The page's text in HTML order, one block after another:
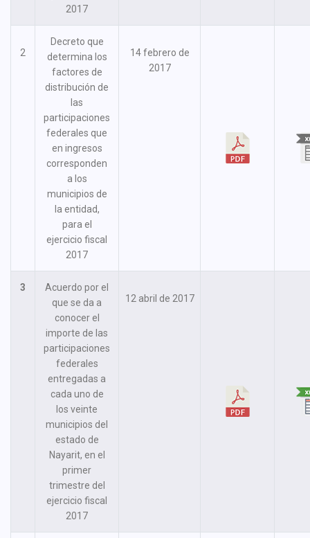
2017
2
Decreto que
determina los
factores de
distribución de
las
participaciones
federales que
en ingresos
corresponden
a los
municipios de
la entidad,
para el
ejercicio fiscal
2017
14 febrero de
2017
3
Acuerdo por el
que se da a
conocer el
importe de las
participaciones
federales
entregadas a
cada uno de
los veinte
municipios del
estado de
Nayarit, en el
primer
trimestre del
ejercicio fiscal
2017
12 abril de 2017